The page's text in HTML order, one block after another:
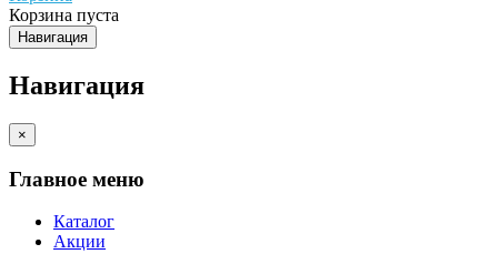
Корзина пуста
Навигация
Навигация
×
Главное меню
Каталог
Акции